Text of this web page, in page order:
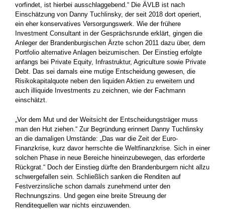
vorfindet, ist hierbei ausschlaggebend.“ Die ÄVLB ist nach
Einschätzung von Danny Tuchlinsky, der seit 2018 dort operiert,
ein eher konservatives Versorgungswerk. Wie der frühere
Investment Consultant in der Gesprächsrunde erklärt, gingen die
Anleger der Brandenburgischen Ärzte schon 2011 dazu über, dem
Portfolio alternative Anlagen beizumischen. Der Einstieg erfolgte
anfangs bei Private Equity, Infrastruktur, Agriculture sowie Private
Debt. Das sei damals eine mutige Entscheidung gewesen, die
Risikokapitalquote neben den liquiden Aktien zu erweitern und
auch illiquide Investments zu zeichnen, wie der Fachmann
einschätzt.
„Vor dem Mut und der Weitsicht der Entscheidungsträger muss
man den Hut ziehen.“ Zur Begründung erinnert Danny Tuchlinsky
an die damaligen Umstände: „Das war die Zeit der Euro-
Finanzkrise, kurz davor herrschte die Weltfinanzkrise. Sich in einer
solchen Phase in neue Bereiche hineinzubewegen, das erforderte
Rückgrat.“ Doch der Einstieg dürfte den Brandenburgern nicht allzu
schwergefallen sein. Schließlich sanken die Renditen auf
Festverzinsliche schon damals zunehmend unter den
Rechnungszins. Und gegen eine breite Streuung der
Renditequellen war nichts einzuwenden.